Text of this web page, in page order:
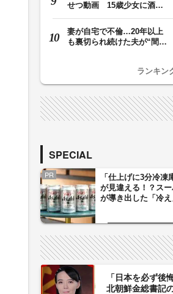
せつ動画 15歳少女に酒と
妻が自宅で不倫…20年以上
も裏切られ続けた夫が“間
ランキン
SPECIAL
PR
「仕上げに3分冷凍
が見違える！？ス
が導き出した「冷
した「辛口カーブ
「日本を必ず後
北朝鮮金総書記